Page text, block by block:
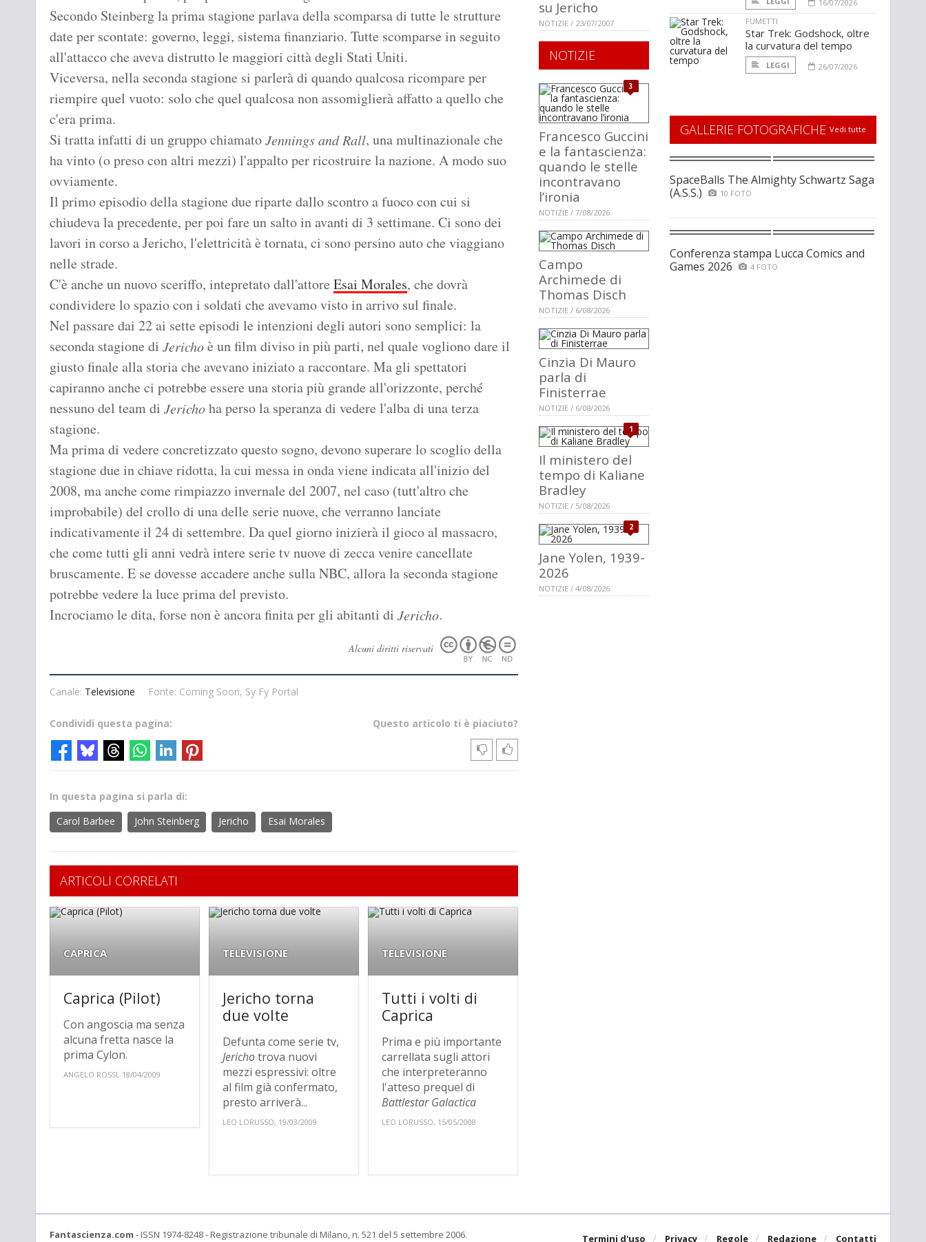
Secondo Steinberg la prima stagione parlava della scomparsa di tutte le strutture
date per scontate: governo, leggi, sistema finanziario. Tutte scomparse in seguito
all'attacco che aveva distrutto le maggiori città degli Stati Uniti.
Viceversa, nella seconda stagione si parlerà di quando qualcosa ricompare per
riempire quel vuoto: solo che quel qualcosa non assomiglierà affatto a quello che
c'era prima.
Si tratta infatti di un gruppo chiamatoJennings and Rall, una multinazionale che
ha vinto (o preso con altri mezzi) l'appalto per ricostruire la nazione. A modo suo
ovviamente.
Il primo episodio della stagione due riparte dallo scontro a fuoco con cui si
chiudeva la precedente, per poi fare un salto in avanti di 3 settimane. Ci sono dei
lavori in corso a Jericho, l'elettricità è tornata, ci sono persino auto che viaggiano
nelle strade.
C'è anche un nuovo sceriffo, intepretato dall'attore Esai Morales, che dovrà
condividere lo spazio con i soldati che avevamo visto in arrivo sul finale.
Nel passare dai 22 ai sette episodi le intenzioni degli autori sono semplici: la
seconda stagione di Jerichoè un film diviso in più parti, nel quale vogliono dare il
giusto finale alla storia che avevano iniziato a raccontare. Ma gli spettatori
capiranno anche ci potrebbe essere una storia più grande all'orizzonte, perché
nessuno del team di Jerichoha perso la speranza di vedere l'alba di una terza
stagione.
Ma prima di vedere concretizzato questo sogno, devono superare lo scoglio della
stagione due in chiave ridotta, la cui messa in onda viene indicata all'inizio del
2008, ma anche come rimpiazzo invernale del 2007, nel caso (tutt'altro che
improbabile) del crollo di una delle serie nuove, che verranno lanciate
indicativamente il 24 di settembre. Da quel giorno inizierà il gioco al massacro,
che come tutti gli anni vedrà intere serie tv nuove di zecca venire cancellate
bruscamente. E se dovesse accadere anche sulla NBC, allora la seconda stagione
potrebbe vedere la luce prima del previsto.
Incrociamo le dita, forse non è ancora finita per gli abitanti di Jericho.
Alcuni diritti riservati
Canale: Televisione Fonte: Coming Soon, Sy Fy Portal
Questo articolo ti è piaciuto?
Condividi questa pagina:
In questa pagina si parla di:
Carol Barbee
John Steinberg Jericho Esai Morales
ARTICOLI CORRELATI
CAPRICA
Caprica (Pilot)
Con angoscia ma senza
alcuna fretta nasce la
prima Cylon.
ANGELO ROSSI, 18/04/2009
TELEVISIONE
Jericho torna
due volte
Defunta come serie tv,
Jerichotrova nuovi
mezzi espressivi: oltre
al film già confermato,
presto arriverà...
LEO LORUSSO, 19/03/2009
TELEVISIONE
Tutti i volti di
Caprica
Prima e più importante
carrellata sugli attori
che interpreteranno
l'atteso prequel di
Battlestar Galactica
LEO LORUSSO, 15/05/2008
su Jericho
NOTIZIE / 23/07/2007
NOTIZIE
3
Francesco Guccini
e la fantascienza:
quando le stelle
incontravano
l’ironia
NOTIZIE / 7/08/2026
Campo
Archimede di
Thomas Disch
NOTIZIE / 6/08/2026
Cinzia Di Mauro
parla di
Finisterrae
NOTIZIE / 6/08/2026
1
Il ministero del
tempo di Kaliane
Bradley
NOTIZIE / 5/08/2026
2
Jane Yolen, 1939-
2026
NOTIZIE / 4/08/2026
16/07/2026
FUMETTI
Star Trek: Godshock, oltre
la curvatura del tempo
LEGGI 26/07/2026
GALLERIE FOTOGRAFICHE Vedi tutte
SpaceBalls The Almighty Schwartz Saga
(A.S.S.)
10 FOTO
Conferenza stampa Lucca Comics and
Games 2026
4 FOTO
Termini d'uso Privacy Regole Redazione Contatti
Fantascienza.com - ISSN 1974-8248 - Registrazione tribunale di Milano, n. 521 del 5 settembre 2006.